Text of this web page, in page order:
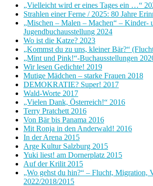
„Vielleicht wird er eines Tages ein …“
Strahlen einer Ferne / 2025: 80 Jahre
„Mischen – Malen – Machen“ – Kinder-
Jugendbuchausstellung 2024
Wo ist die Katze? 2023
„Kommst du zu uns, kleiner Bär?“
„Mint und Pink!“-Buchausstellungen
Wir lesen Gedichte! 2019
Mutige Mädchen – starke Frauen 2018
DEMOKRATIE? Super! 2017
Wald-Worte 2017
„Vielen Dank, Österreich!“ 2016
Terry Pratchett 2016
Von Bär bis Panama 2016
Mit Ronja in den Anderwald! 2016
In der Arena 2015
Arge Kultur Salzburg 2015
Yuki liest! am Dornerplatz 2015
Auf der Krilit 2015
„Wo gehst du hin?“ – Flucht, Migration,
2022/2018/2015